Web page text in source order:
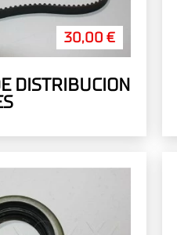
30,00 €
DISTRIBUCION